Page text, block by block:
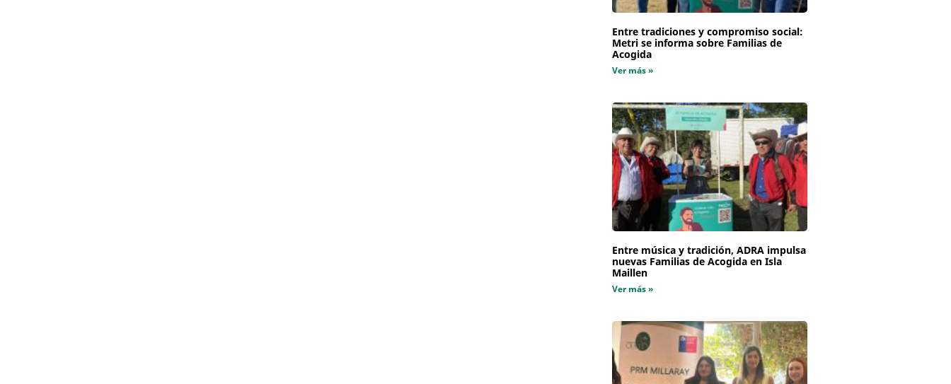
Entre tradiciones y compromiso social:
Metri se informa sobre Familias de
Acogida
Ver más »
Entre música y tradición, ADRA impulsa
nuevas Familias de Acogida en Isla
Maillen
Ver más »